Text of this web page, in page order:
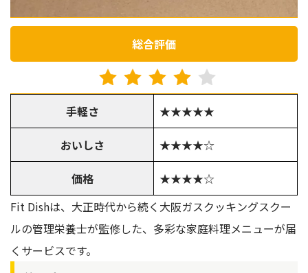
総合評価
手軽さ ★★★★★
おいしさ ★★★★☆
価格
★★★★☆
Fit Dishは、大正時代から続く大阪ガスクッキングスクー
ルの管理栄養士が監修した、多彩な家庭料理メニューが届
くサービスです。